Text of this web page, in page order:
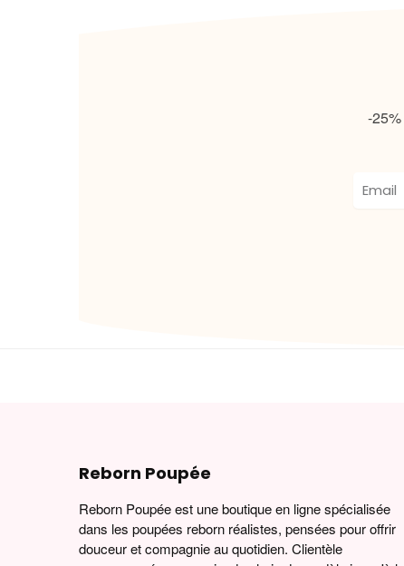
-
Reborn Poupée
Reborn Poupée est une boutique en ligne spécialisée
dans les poupées reborn réalistes, pensées pour offrir
douceur et compagnie au quotidien. Clientèle